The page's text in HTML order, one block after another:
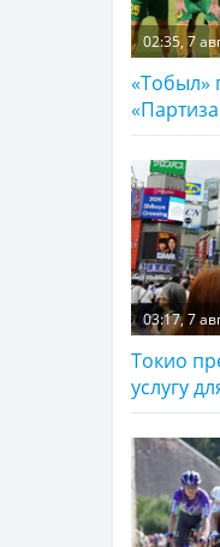
02:35, 7
«Тобыл»
03:17, 7
Токио
услугу